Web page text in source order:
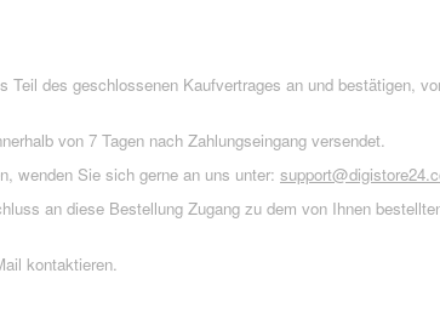
Teil des geschlossenen Kaufvertrages an und bestätigen,
von 7 Tagen nach Zahlungseingang versendet.
wenden Sie sich gerne an uns unter:
an diese Bestellung Zugang zu dem von Ihnen
kontaktieren.